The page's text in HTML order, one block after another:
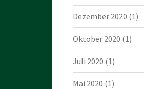
Dezember 2020 (1)
Oktober 2020 (1)
Juli 2020 (1)
Mai 2020 (1)